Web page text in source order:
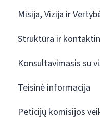
Misija, Vizija ir
Struktūra ir
Konsultavimasis su
Teisinė informacija
Peticijų komisijos